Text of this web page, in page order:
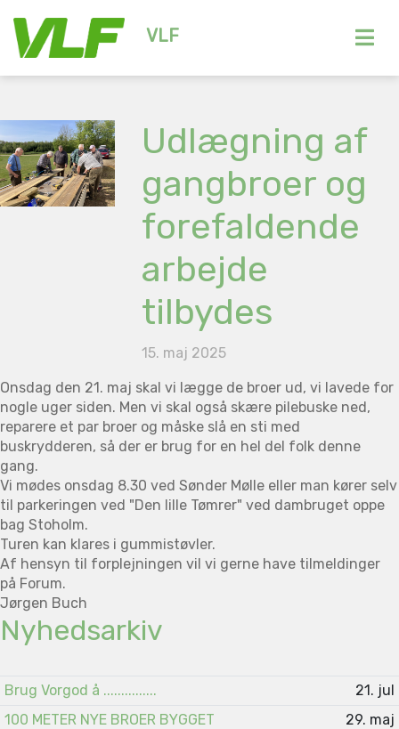
VLF
Udlægning af
gangbroer og
forefaldende
arbejde
tilbydes
15. maj 2025
Onsdag den 21. maj skal vi lægge de broer ud, vi lavede for
nogle uger siden. Men vi skal også skære pilebuske ned,
reparere et par broer og måske slå en sti med
buskrydderen, så der er brug for en hel del folk denne
gang.
Vi mødes onsdag 8.30 ved Sønder Mølle eller man kører selv
til parkeringen ved "Den lille Tømrer" ved dambruget oppe
bag Stoholm.
Turen kan klares i gummistøvler.
Af hensyn til forplejningen vil vi gerne have tilmeldinger
på Forum.
Jørgen Buch
Nyhedsarkiv
Brug Vorgod å ...............
21. jul
100 METER NYE BROER BYGGET
29. maj